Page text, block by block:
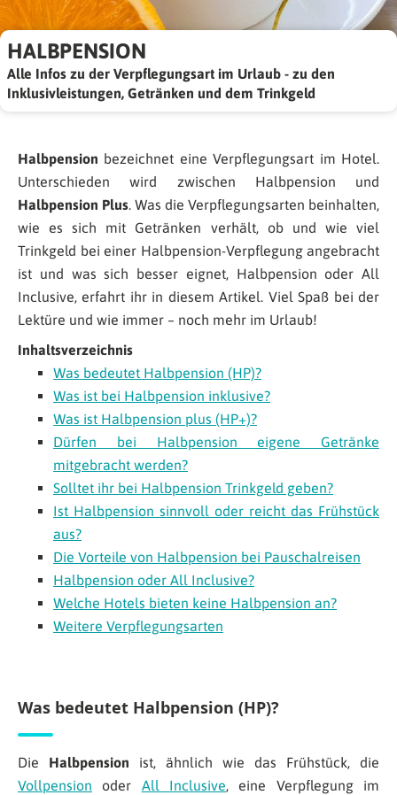
HALBPENSION
Alle Infos zu der Verpflegungsart im Urlaub - zu den
Inklusivleistungen, Getränken und dem Trinkgeld
Halbpension bezeichnet eine Verpflegungsart im Hotel.
Unterschieden wird zwischen Halbpension und
Halbpension Plus. Was die Verpflegungsarten beinhalten,
wie es sich mit Getränken verhält, ob und wie viel
Trinkgeld bei einer Halbpension-Verpflegung angebracht
ist und was sich besser eignet, Halbpension oder All
Inclusive, erfahrt ihr in diesem Artikel. Viel Spaß bei der
Lektüre und wie immer – noch mehr im Urlaub!
Inhaltsverzeichnis
Was bedeutet Halbpension (HP)?
Was ist bei Halbpension inklusive?
Was ist Halbpension plus (HP+)?
Dürfen bei Halbpension eigene Getränke
mitgebracht werden?
Solltet ihr bei Halbpension Trinkgeld geben?
Ist Halbpension sinnvoll oder reicht das Frühstück
aus?
Die Vorteile von Halbpension bei Pauschalreisen
Halbpension oder All Inclusive?
Welche Hotels bieten keine Halbpension an?
Weitere Verpflegungsarten
Was bedeutet Halbpension (HP)?
Die Halbpension ist, ähnlich wie das Frühstück, die
Vollpension oder All Inclusive, eine Verpflegung im